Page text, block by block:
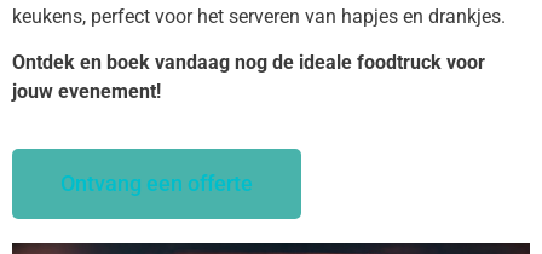
keukens, perfect voor het serveren van hapjes en drankjes.
Ontdek en boek vandaag nog de ideale foodtruck voor
jouw evenement!
Ontvang een offerte